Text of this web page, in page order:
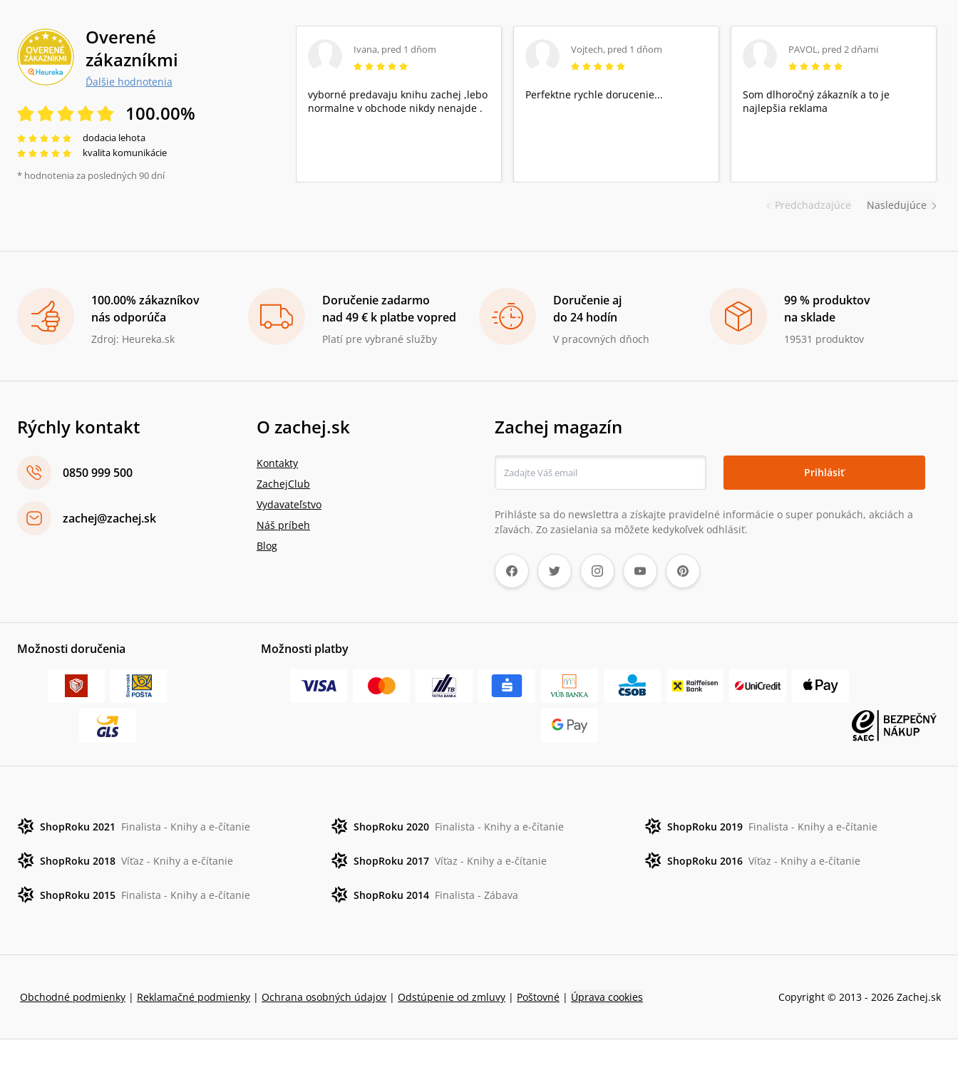
Overené
zákazníkmi
Ďalšie hodnotenia
100.00%
dodacia lehota
kvalita komunikácie
* hodnotenia za posledných 90 dní
Predchadzajúce
Ivana, pred 1 dňom
vyborné predavaju knihu zachej ,lebo
normalne v obchode nikdy nenajde .
Vojtech, pred 1 dňom
Perfektne rychle dorucenie...
PAVOL, pred 2 dňami
Som dlhoročný zákazník a to je
najlepšia reklama
Nasledujúce
100.00% zákazníkov
nás odporúča
Zdroj: Heureka.sk
Doručenie zadarmo
nad 49 € k platbe vopred
Platí pre vybrané služby
Doručenie aj
do 24 hodín
V pracovných dňoch
99 % produktov
na sklade
19531 produktov
Rýchly kontakt
0850 999 500
zachej@zachej.sk
O zachej.sk
Kontakty
ZachejClub
Vydavateľstvo
Náš príbeh
Blog
Zachej magazín
Prihlásiť
Prihláste sa do newslettra a získajte pravidelné informácie o super ponukách, akciách a
zľavách. Zo zasielania sa môžete kedykoľvek odhlásiť.
Možnosti doručenia Možnosti platby
ShopRoku 2021 Finalista - Knihy a e-čítanie ShopRoku 2020 Finalista - Knihy a e-čítanie ShopRoku 2019 Finalista - Knihy a e-čítanie
ShopRoku 2018 Víťaz - Knihy a e-čítanie ShopRoku 2017 Víťaz - Knihy a e-čítanie ShopRoku 2016 Víťaz - Knihy a e-čítanie
ShopRoku 2015 Finalista - Knihy a e-čítanie ShopRoku 2014 Finalista - Zábava
Obchodné podmienky | Reklamačné podmienky | Ochrana osobných údajov | Odstúpenie od zmluvy | Poštovné | Úprava cookies Copyright © 2013 - 2026 Zachej.sk